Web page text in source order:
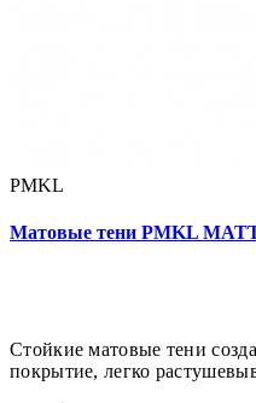
PMKL
Матовые тени PMKL
Стойкие матовые тени
покрытие, легко